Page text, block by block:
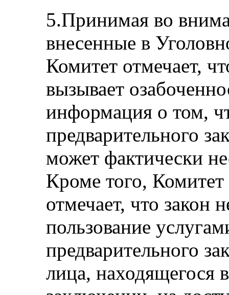
5.Принимая во
внесенные в
Комитет отмечает,
вызывает
информация о том,
предварительного
может фактически
Кроме того,
отмечает, что закон
пользование
предварительного
лица, находящегося